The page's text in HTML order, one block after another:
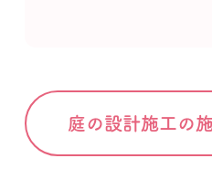
庭の設計施工の